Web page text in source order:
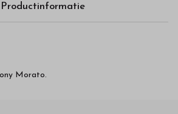
Productinformatie
Morato.